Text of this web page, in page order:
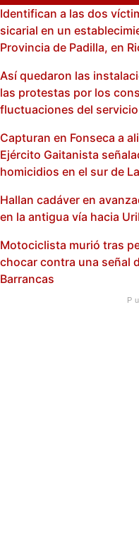
Identifican a las dos
sicarial en un
Provincia de Padilla, en
Así quedaron las
las protestas por los
fluctuaciones del
Capturan en Fonseca a
Ejército Gaitanista
homicidios en el sur de
Hallan cadáver en
en la antigua vía hacia
Motociclista murió tras
chocar contra una señal
Barrancas